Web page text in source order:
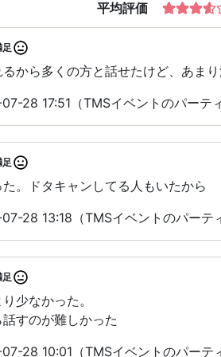
平均評価
から多くの方と話せたけど、あま
28 17:51（TMSイベントのパーテ
。ドタキャンしてる人もいたから
28 13:18（TMSイベントのパーテ
少なかった。
すのが難しかった
28 10:01（TMSイベントのパーテ